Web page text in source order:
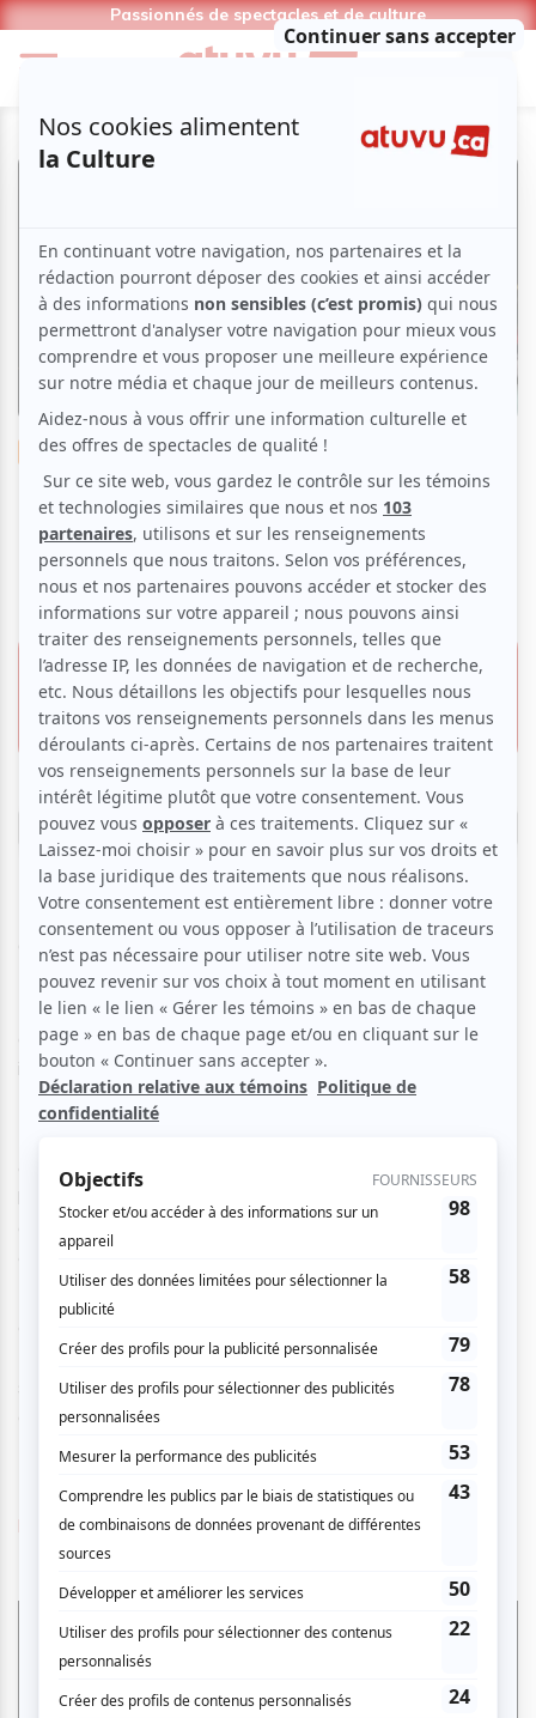
Passionnés de spectacles et de culture
Danse Contemporaine
Entrées Libres RIDEAU
Entrées libres | SENS
15 février 2026 - 19h30
Centre Manivelle
506 8e Avenue,
Québec
0.00 $
Information & Réservation
Un voyage sensoriel tout en proximité avec les interprètes
du Fils d'Adrien danse.
Fidèle à l’approche du chorégraphe Harold Rhéaume,
ouverte à la rencontre humaine, cette nouvelle création
invite à une expérience qui éveille nos sens.
Nourrie par plusieurs résidences à travers le Québec et en
contemporaine dans notre société et celle du public dans
l’art vivant. Présentée en dispositif immersif sur 360
chorégraphique, côte à côte, yeux dans les yeux.
Dans cette matrice de création sensible, les frontières
Ensemble, nous vivons une catharsis faite de voix, de
souffle, de vibrations et d’élans subtils. Un moment
d’humanité vivifiant où l’art redevient lien, présence, vie.
https://scenepro.ca/offres-de-spectacles/SENS-6932